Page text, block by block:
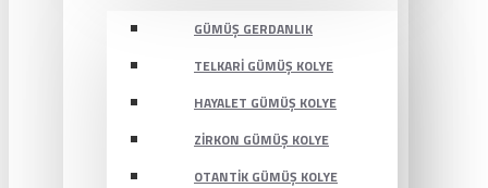
GÜMÜŞ GERDANLIK
TELKARI GÜMÜŞ KOLYE
HAYALET GÜMÜŞ KOLYE
ZIRKON GÜMÜŞ KOLYE
OTANTIK GÜMÜŞ KOLYE